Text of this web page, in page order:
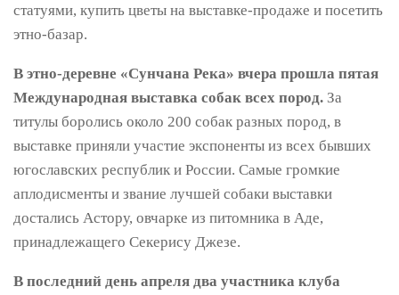
статуями, купить цветы на выставке-продаже и посетить
этно-базар.
В этно-деревне «Сунчана Река» вчера прошла пятая
Международная выставка собак всех пород. За
титулы боролись около 200 собак разных пород, в
выставке приняли участие экспоненты из всех бывших
югославских республик и России. Самые громкие
аплодисменты и звание лучшей собаки выставки
достались Астору, овчарке из питомника в Аде,
принадлежащего Секерису Джезе.
В последний день апреля два участника клуба